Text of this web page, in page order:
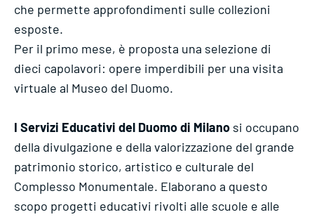
che permette approfondimenti sulle collezioni
esposte.
Per il primo mese, è proposta una selezione di
dieci capolavori: opere imperdibili per una visita
virtuale al Museo del Duomo.
I Servizi Educativi del Duomo di Milano si occupano
della divulgazione e della valorizzazione del grande
patrimonio storico, artistico e culturale del
Complesso Monumentale. Elaborano a questo
scopo progetti educativi rivolti alle scuole e alle